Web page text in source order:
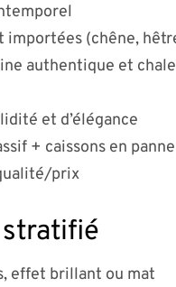
importées (chêne,
authentique et
et d’élégance
+ caissons en
prix
stratifié
effet brillant ou mat